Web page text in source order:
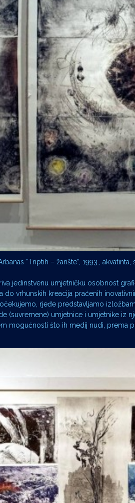
“Triptih – žarište”, 1993.,
jedinstvenu umjetničku osobnost
do vrhunskih kreacija praćenih
rjeđe predstavljamo
(suvremene) umjetnice i umjetnike iz
mogućnosti što ih medij nudi, prema